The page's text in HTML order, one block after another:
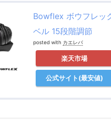
Bowflex ボウフレッ
ベル 15段階調節
posted with カエレバ
楽天市場
公式サイト(最安値)